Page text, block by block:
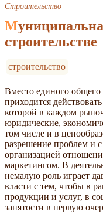
Строительство
Муниципальная собственность в
строительстве
строительство
Вместо единого
приходится
которой в каждом
юридические,
том числе и в
разрешение проблем и
организацией
маркетингом. В
немалую роль играет
власти с тем, чтобы в
продукции и услуг, в
занятости в первую